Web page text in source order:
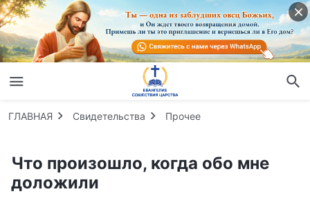
ГЛАВНАЯ Свидетельства Прочее
Что произошло, когда обо мне
доложили